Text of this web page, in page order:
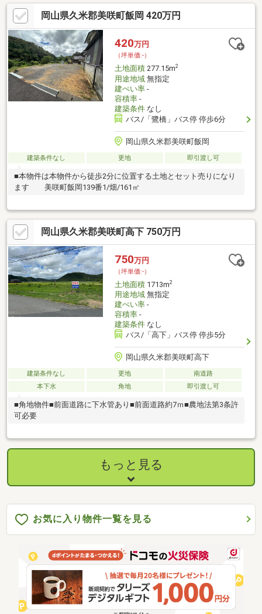
岡山県久米郡美咲町飯岡 420万円
420万円
（坪単価:-）
土地面積277.15m2
用途地域無指定
建ぺい率-
容積率-
建築条件なし
バス/「鷺橋」バス停 停歩6分
岡山県久米郡美咲町飯岡
建築条件なし 更地 即引渡し可
■本物件は本物件から徒歩2分に位置する土地とセット売りになり
ます 美咲町飯岡139番1/畑/161㎡
岡山県久米郡美咲町高下 750万円
750万円
（坪単価:-）
土地面積1713m2
用途地域無指定
建ぺい率-
容積率-
建築条件なし
バス/「高下」バス停 停歩5分
岡山県久米郡美咲町高下
建築条件なし 更地
南道路
本下水
角地 即引渡し可
■角地物件■前面道路に下水管あり■前面道路約7ｍ■農地法第3条許
可必要
もっと見る
お気に入り物件一覧を見る